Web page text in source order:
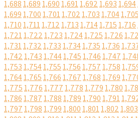
1,6881,6891,6901,6911,6921,6931,694
1,6991,7001,7011,7021,7031,7041,705
1,7101,7111,7121,7131,7141,7151,716
1,7211,7221,7231,7241,7251,726
1,7311,7321,7331,7341,7351,736
1,7421,7431,7441,7451,7461,747
1,7531,7541,7551,7561,7571,758
1,7641,7651,7661,7671,7681,769
1,7751,7761,7771,7781,7791,780
1,7861,7871,7881,7891,7901,791
1,7971,7981,7991,8001,8011,8021,803